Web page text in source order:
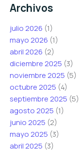
Archivos
julio 2026 (1)
mayo 2026 (1)
abril 2026 (2)
diciembre 2025 (3)
noviembre 2025 (5)
octubre 2025 (4)
septiembre 2025 (5)
agosto 2025 (1)
junio 2025 (2)
mayo 2025 (3)
abril 2025 (3)